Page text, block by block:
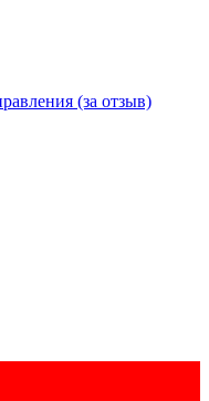
(за отзыв)